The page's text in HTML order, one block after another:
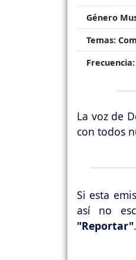
Género
Temas:
Frecuencia:
La voz de
con todos
Si esta
así no
"Reportar".